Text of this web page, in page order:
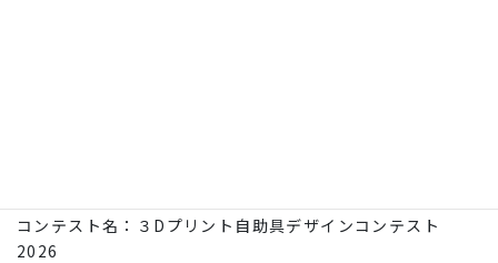
コンテスト名：３Dプリント自助具デザインコンテスト
2026